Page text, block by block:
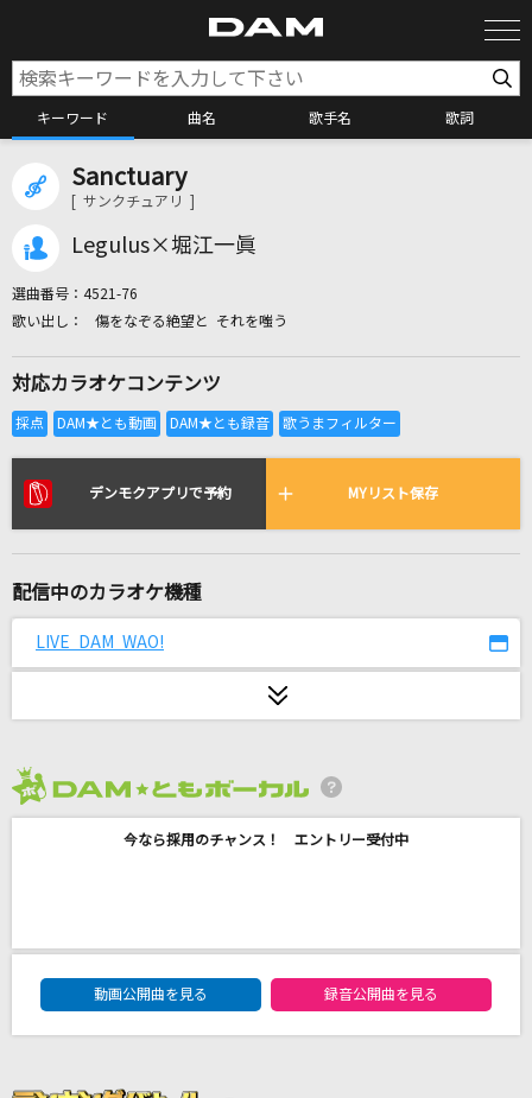
キーワード 曲名 歌手名 歌詞
全国りれき
リアルタイムで歌われている曲の一覧
[生音]カシスオレンジ
ホシアイ
Sanctuary
[ サンクチュアリ ]
Legulus×堀江一眞
選曲番号： 4521-76
傷をなぞる絶望と それを嗤う
対応カラオケコンテンツ
デンモクアプリで予約 MYリスト保存
配信中のカラオケ機種
LIVE DAM WAO!
今なら採用のチャンス！ エントリー受付中
DAM★ともボーカルエントリーランキング
動画公開曲を見る
録音公開曲を見る